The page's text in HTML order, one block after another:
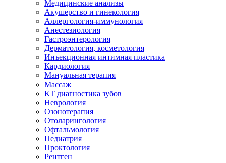
Медицинские анализы
Акушерство и гинекология
Аллергология-иммунология
Анестезиология
Гастроэнтерология
Дерматология, косметология
Инъекционная интимная пластика
Кардиология
Мануальная терапия
Массаж
КТ диагностика зубов
Неврология
Озонотерапия
Отоларингология
Офтальмология
Педиатрия
Проктология
Рентген